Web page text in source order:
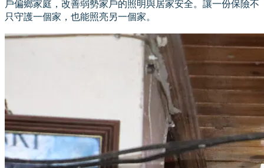
戶偏鄉家庭，改善弱勢家戶的照明與居家安全。讓一份保險不
只守護一個家，也能照亮另一個家。